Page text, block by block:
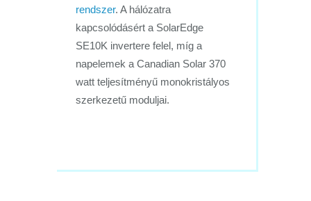
rendszer. A hálózatra
kapcsolódásért a SolarEdge
SE10K invertere felel, míg a
napelemek a Canadian Solar 370
watt teljesítményű monokristályos
szerkezetű moduljai.